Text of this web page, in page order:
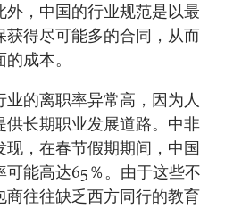
外，中国的行业规范是以最
得尽可能多的合同，从而
成本。
的离职率异常高，因为人
长期职业发展道路。中非
，在春节假期期间，中国
能高达65％。由于这些不
往往缺乏西方同行的教育